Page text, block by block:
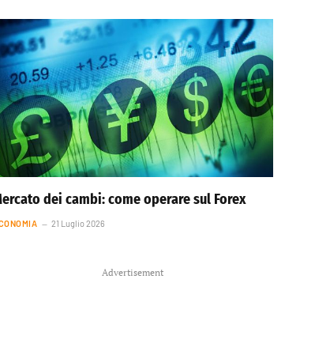
dei cambi: come operare sul Forex
21 Luglio 2026
Advertisement